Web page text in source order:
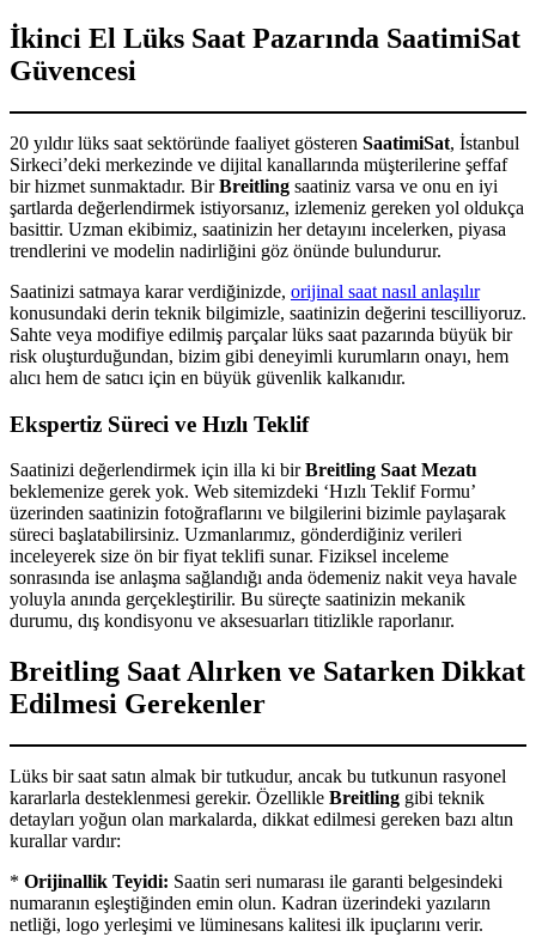
İkinci El Lüks Saat Pazarında SaatimiSat
Güvencesi
20 yıldır lüks saat sektöründe faaliyet gösteren SaatimiSat, İstanbul
Sirkeci’deki merkezinde ve dijital kanallarında müşterilerine şeffaf
bir hizmet sunmaktadır. BirBreitling saatiniz varsa ve onu en iyi
şartlarda değerlendirmek istiyorsanız, izlemeniz gereken yol oldukça
basittir. Uzman ekibimiz, saatinizin her detayını incelerken, piyasa
trendlerini ve modelin nadirliğini göz önünde bulundurur.
Saatinizi satmaya karar verdiğinizde, orijinal saat nasıl anlaşılır
konusundaki derin teknik bilgimizle, saatinizin değerini tescilliyoruz.
Sahte veya modifiye edilmiş parçalar lüks saat pazarında büyük bir
risk oluşturduğundan, bizim gibi deneyimli kurumların onayı, hem
alıcı hem de satıcı için en büyük güvenlik kalkanıdır.
Ekspertiz Süreci ve Hızlı Teklif
Saatinizi değerlendirmek için illa ki birBreitling Saat Mezatı
beklemenize gerek yok. Web sitemizdeki ‘Hızlı Teklif Formu’
üzerinden saatinizin fotoğraflarını ve bilgilerini bizimle paylaşarak
süreci başlatabilirsiniz. Uzmanlarımız, gönderdiğiniz verileri
inceleyerek size ön bir fiyat teklifi sunar. Fiziksel inceleme
sonrasında ise anlaşma sağlandığı anda ödemeniz nakit veya havale
yoluyla anında gerçekleştirilir. Bu süreçte saatinizin mekanik
durumu, dış kondisyonu ve aksesuarları titizlikle raporlanır.
Breitling Saat Alırken ve Satarken Dikkat
Edilmesi Gerekenler
Lüks bir saat satın almak bir tutkudur, ancak bu tutkunun rasyonel
kararlarla desteklenmesi gerekir. Özellikle Breitling gibi teknik
detayları yoğun olan markalarda, dikkat edilmesi gereken bazı altın
kurallar vardır:
* Orijinallik Teyidi: Saatin seri numarası ile garanti belgesindeki
numaranın eşleştiğinden emin olun. Kadran üzerindeki yazıların
netliği, logo yerleşimi ve lüminesans kalitesi ilk ipuçlarını verir.